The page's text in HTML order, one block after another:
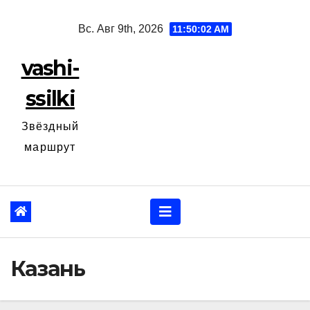
Вс. Авг 9th, 2026 11:50:03 AM
vashi-
ssilki
Звёздный
маршрут
Казань